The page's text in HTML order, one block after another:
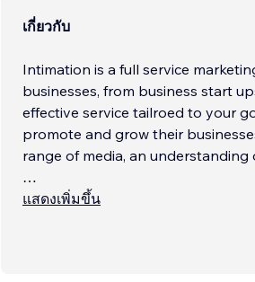
เกี่ยวกับ
Intimation is a full service
businesses, from business start
effective service tailroed to your
promote and grow their
range of media, an
We’re here to help you find the
แสดงเพิ่มขึ้น